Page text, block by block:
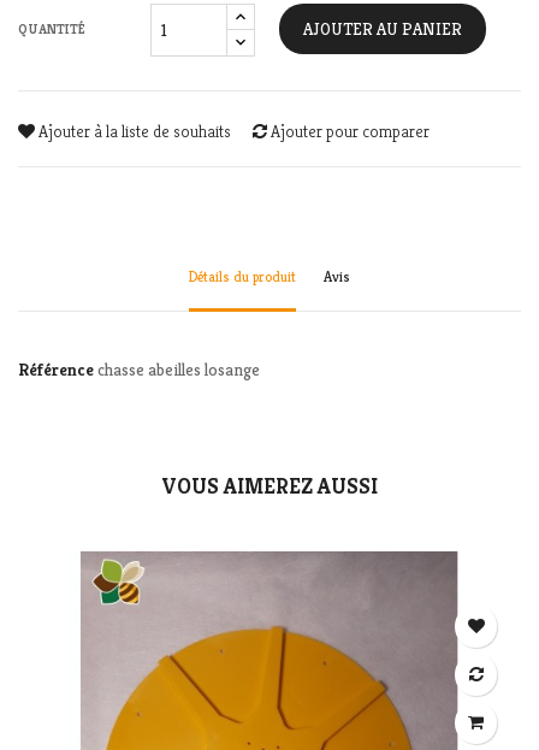
QUANTITÉ AJOUTER AU PANIER
Ajouter à la liste de souhaits Ajouter pour comparer
Détails du produit Avis
Référencechasse abeilles losange
VOUS AIMEREZ AUSSI